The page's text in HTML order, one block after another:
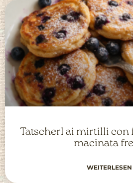
Tatscherl ai mirtilli con
macinata
WEITERLESEN